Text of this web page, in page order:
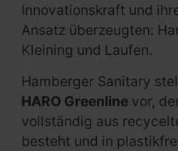
Innovationskraft und
Ansatz überzeugten:
Kleining und Laufen.
Hamberger Sanitary
HARO Greenline vor,
vollständig aus
besteht und in